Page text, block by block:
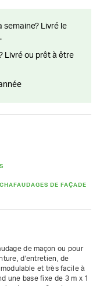
DE FAÇADE
de maçon ou pour
d'entretien, de
et très facile à
une base fixe de 3 m x 1